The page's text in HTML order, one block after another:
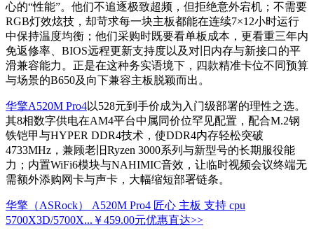
心的“性能”。他们不追逐极致超频，但拒绝意外宕机；不需要
RGB灯效炫技，却苛求每一块主板都能在连续7×12小时运行
中保持温度均衡；他们采购时既要看单板成本，更看重三年内
免返修率、BIOS远程更新支持度以及对旧内存与新接口的平
滑兼容能力。正是在这种务实语境下，四款精准卡位不同预算
与场景的B650及向下兼容主板脱颖而出。
华擎A520M Pro4以528元到手价成为入门级部署的理性之选。
其8相数字供电在AM4平台中属同价位罕见配置，配合M.2钢
铁铠甲与HYPER DDR4技术，使DDR4内存轻松突破
4733MHz，兼顾老旧Ryzen 3000系列与新型号的长期服役能
力；内置WiFi6模块与NAHIMIC音效，让临时视频会议终端无
需额外添购网卡与声卡，大幅缩短部署链条。
华擎（ASRock） A520M Pro4 匠心 主板 支持 cpu
5700X3D/5700X... ￥459.00元优惠直达>>